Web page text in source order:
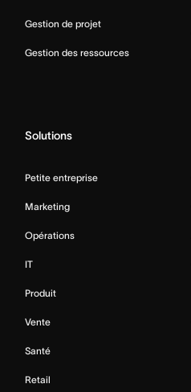
Gestion de projet
Gestion des ressources
Solutions
Petite entreprise
Marketing
Opérations
IT
Produit
Vente
Santé
Retail